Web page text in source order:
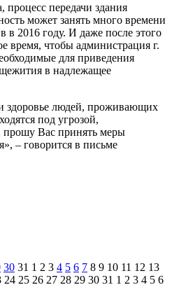
передачи здания
может занять много времени
в 2016 году. И даже после этого
время, чтобы администрация г.
для приведения
в надлежащее
здоровье людей, проживающих
под угрозой,
прошу Вас принять меры
– говорится в письме
30 31 1 2 3 4 5 6 7 8 9 10 11 12 13
24 25 26 27 28 29 30 31 1 2 3 4 5 6